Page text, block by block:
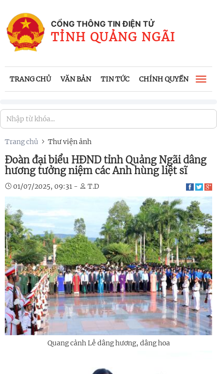
CỔNG THÔNG TIN ĐIỆN TỬ
TỈNH QUẢNG NGÃI
TRANG CHỦ VĂN BẢN TIN TỨC CHÍNH QUYỀN
Trang chủ Thư viện ảnh
Đoàn đại biểu HĐND tỉnh Quảng Ngãi dâng
hương tưởng niệm các Anh hùng liệt sĩ
01/07/2025, 09:31 - T.D
Quang cảnh Lễ dâng hương, dâng hoa